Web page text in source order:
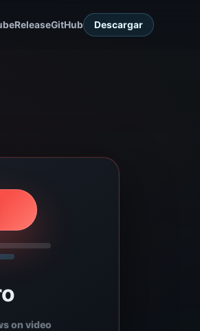
ReleaseGitHub Descargar
on video